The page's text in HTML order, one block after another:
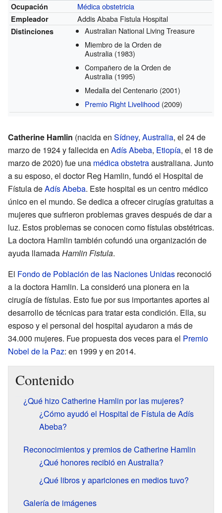
Ocupación
Médicaobstetricia
Empleador Addis Ababa Fistula Hospital
Distinciones
Australian National Living Treasure
Miembro de la Orden de
Australia (1983)
Compañero de la Orden de
Australia (1995)
Medalla del Centenario (2001)
Premio Right Livelihood (2009)
Catherine Hamlin (nacida en Sídney, Australia, el 24 de
marzo de 1924 y fallecida en Adís Abeba, Etiopía, el 18 de
marzo de 2020) fue una médicaobstetraaustraliana. Junto
a su esposo, el doctor Reg Hamlin, fundó el Hospital de
Fístula deAdís Abeba. Este hospital es un centro médico
único en el mundo. Se dedica a ofrecer cirugías gratuitas a
mujeres que sufrieron problemas graves después de dar a
luz. Estos problemas se conocen como fístulas obstétricas.
La doctora Hamlin también cofundó una organización de
ayuda llamadaHamlin Fistula.
El Fondo de Población de las Naciones Unidas reconoció
a la doctora Hamlin. La consideró una pionera en la
cirugía de fístulas. Esto fue por sus importantes aportes al
desarrollo de técnicas para tratar esta condición. Ella, su
esposo y el personal del hospital ayudaron a más de
34.000 mujeres. Fue propuesta dos veces para el Premio
Nobel de la Paz: en 1999 y en 2014.
Contenido
¿Qué hizo Catherine Hamlin por las mujeres?
¿Cómo ayudó el Hospital de Fístula de Adís
Abeba?
Reconocimientos y premios de Catherine Hamlin
¿Qué honores recibió en Australia?
¿Qué libros y apariciones en medios tuvo?
Galería de imágenes